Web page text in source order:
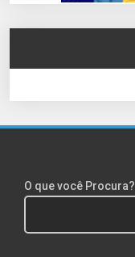
O que você Procura?